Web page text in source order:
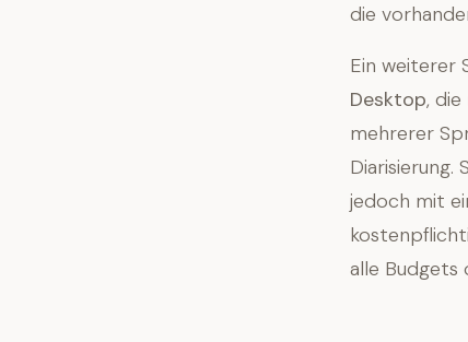
die
Ein weiterer
Desktop, die
mehrerer
Diarisierung.
jedoch mit
alle Budgets